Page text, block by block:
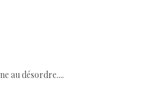
au désordre....